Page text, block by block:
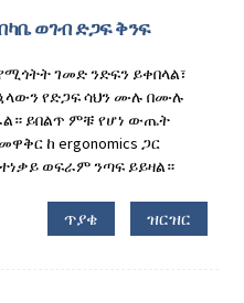
ወገብ ድጋፍ ቅንፍ
ገመድ ንድፍን ይቀበላል፣
የድጋፍ ሳህን ሙሉ በሙሉ
ይበልጥ ምቹ የሆነ ውጤት
ከ ergonomics ጋር
ወፍራም ንጣፍ ይይዛል።
ጥያቄ ዝርዝር